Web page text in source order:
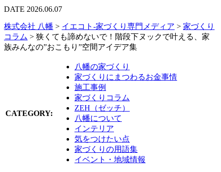
DATE 2026.06.07
株式会社 八幡 > イエコト-家づくり専門メディア > 家づくり
コラム > 狭くても諦めないで！階段下ヌックで叶える、家
族みんなの”おこもり”空間アイデア集
CATEGORY:
八幡の家づくり
家づくりにまつわるお金事情
施工事例
家づくりコラム
ZEH（ゼッチ）
八幡について
インテリア
気をつけたい点
家づくりの用語集
イベント・地域情報